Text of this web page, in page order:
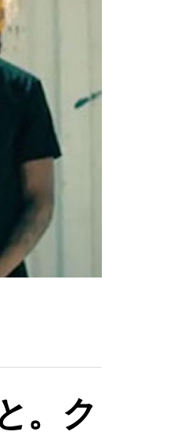
。ク